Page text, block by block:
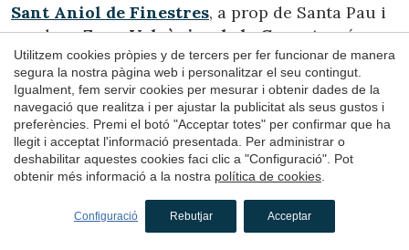
Sant Aniol de Finestres, a prop de Santa Pau i
en plenaZona Volcànica de la Garrotxa, és un
dels pobles més bonics i menys coneguts de
Girona. Tot i que el seu nucli és petit i es
recorre ràpidament, conserva un valuós
patrimoni amb elcastell de Finestresi diverses
esglésies romàniques. El seu veritable atractiu
està en l’entorn, salpebrat de santuaris, capelles
i antics camins entre boscos, rius i senders. Des
d’aquí surten rutes cap al
Salt de Sallent
Utilitzem cookies pròpies y de tercers per fer funcionar de manera
segura la nostra pàgina web i personalitzar el seu contingut.
Igualment, fem servir cookies per mesurar i obtenir dades de la
navegació que realitza i per ajustar la publicitat als seus gustos i
preferències. Premi el botó "Acceptar totes" per confirmar que ha
llegit i acceptat l'informació presentada. Per administrar o
deshabilitar aquestes cookies faci clic a "Configuració". Pot
obtenir més informació a la nostra política de cookies
Configuració Rebutjar Acceptar